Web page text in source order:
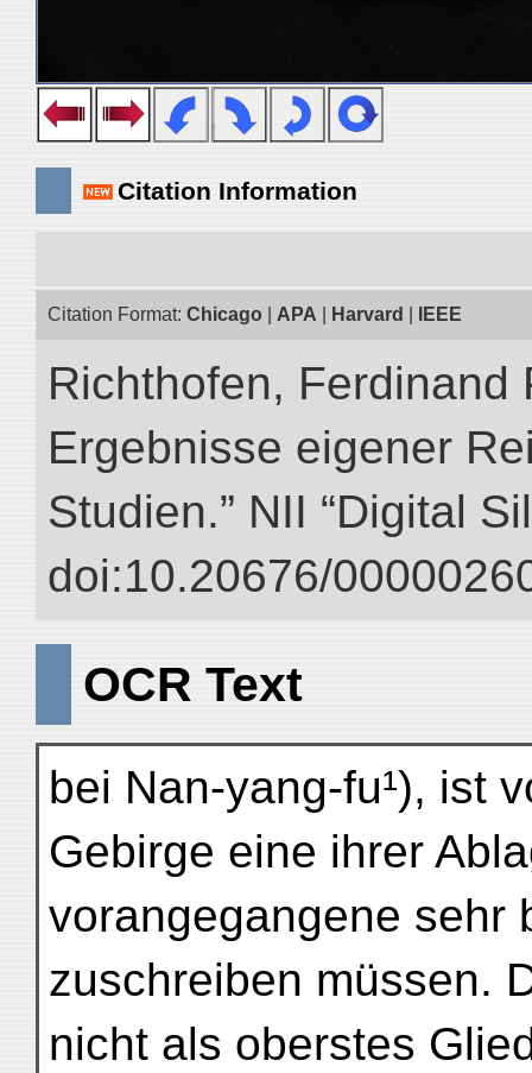
Citation Information
Citation Format: Chicago APA Harvard IEEE
Richthofen, Ferdinand
Ergebnisse eigener
Studien.” NII “Digital
doi:10.20676/
OCR Text
bei Nan-yang-fu¹), ist
Gebirge eine ihrer
vorangegangene sehr
zuschreiben müssen.
nicht als oberstes